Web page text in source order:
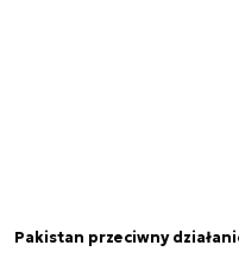
Pakistan przeciwny